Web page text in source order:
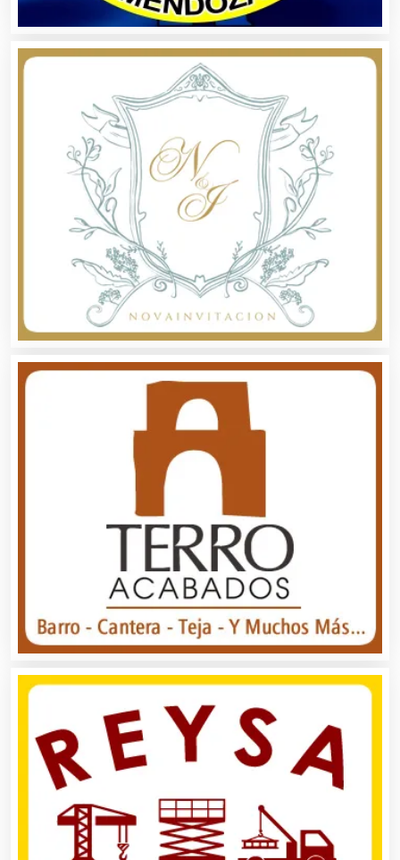
Autopartes Eléctricas
Balnearios
Bancos
Banquetes
Bordados y Estampados
Boutiques
Buceo
Cafeterías